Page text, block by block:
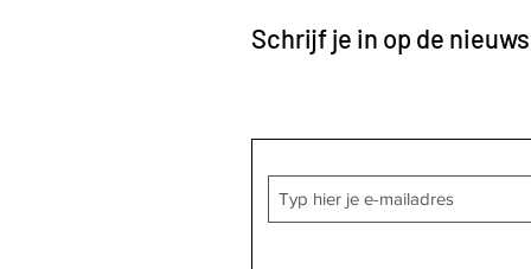
Schrijf je in op de